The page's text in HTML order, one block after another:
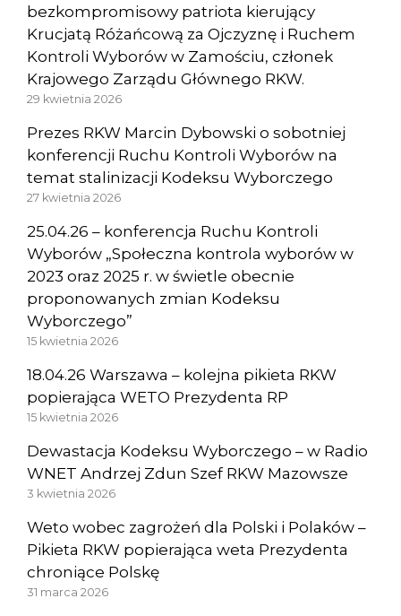
bezkompromisowy patriota kierujący
Krucjatą Różańcową za Ojczyznę i Ruchem
Kontroli Wyborów w Zamościu, członek
Krajowego Zarządu Głównego RKW.
29 kwietnia 2026
Prezes RKW Marcin Dybowski o sobotniej
konferencji Ruchu Kontroli Wyborów na
temat stalinizacji Kodeksu Wyborczego
27 kwietnia 2026
25.04.26 – konferencja Ruchu Kontroli
Wyborów „Społeczna kontrola wyborów w
2023 oraz 2025 r. w świetle obecnie
proponowanych zmian Kodeksu
Wyborczego”
15 kwietnia 2026
18.04.26 Warszawa – kolejna pikieta RKW
popierająca WETO Prezydenta RP
15 kwietnia 2026
Dewastacja Kodeksu Wyborczego – w Radio
WNET Andrzej Zdun Szef RKW Mazowsze
3 kwietnia 2026
Weto wobec zagrożeń dla Polski i Polaków –
Pikieta RKW popierająca weta Prezydenta
chroniące Polskę
31 marca 2026